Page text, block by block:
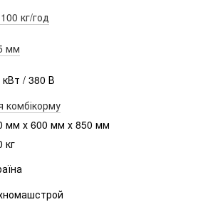
кг/год
мм
кВт / 380 В
комбікорму
мм х 600 мм х 850 мм
кг